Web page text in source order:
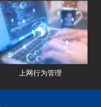
上网行为管理